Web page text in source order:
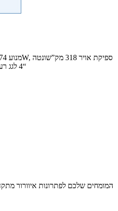
“4 לגג רעפים או שטוח כולל כיפה נגד גשם
המומחים שלכם לפתרונות איוורור